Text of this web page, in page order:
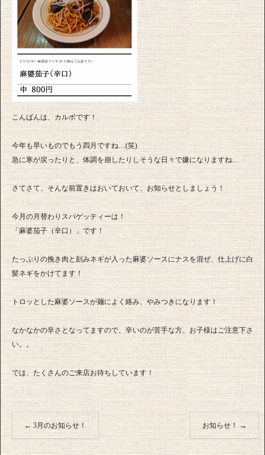
こんばんは、カルボです！
今年も早いものでもう四月ですね…(笑)
急に寒が戻ったりと、体調を崩したりしそうな日々で嫌になりますね…
さてさて、そんな前置きはおいておいて、お知らせとしましょう！
今月の月替わりスパゲッティーは！
「麻婆茄子（辛口）」です！
たっぷりの挽き肉と刻みネギが入った麻婆ソースにナスを混ぜ、仕上げに白
髪ネギをかけてます！
トロッとした麻婆ソースが麺によく絡み、やみつきになります！
なかなかの辛さとなってますので、辛いのが苦手な方、お子様はご注意下さ
い。。
では、たくさんのご来店お待ちしています！
←3月のお知らせ！ お知らせ！→